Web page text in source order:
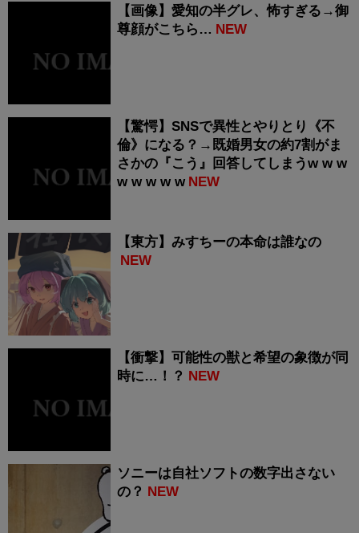
【画像】愛知の半グレ、怖すぎる→御
尊顔がこちら… NEW
【驚愕】SNSで異性とやりとり《不
倫》になる？→既婚男女の約7割がま
さかの『こう』回答してしまうw w w
w w w w w NEW
【東方】みすちーの本命は誰なの
NEW
【衝撃】可能性の獣と希望の象徴が同
時に…！？ NEW
ソニーは自社ソフトの数字出さない
の？ NEW